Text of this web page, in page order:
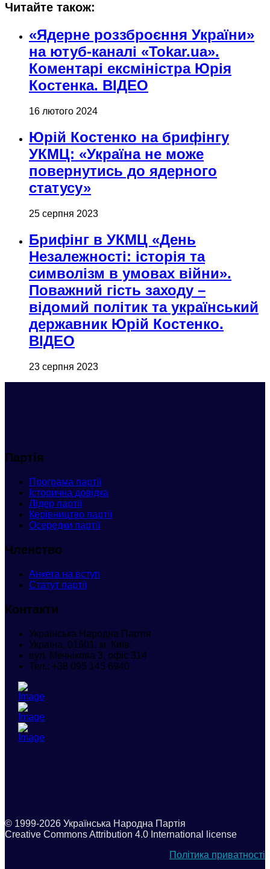
Читайте також:
«Ядерне роззброєння України»
на ютуб-каналі «Tokar.ua».
Коментарі ексміністра Юрія
Костенка. ВІДЕО
16 лютого 2024
Юрій Костенко на брифінгу
УКМЦ: «Україна не може
повернутись до ядерного
статусу»
25 серпня 2023
Брифінг в УКМЦ «День
Незалежності: історія та
символізм в умовах війни».
Поважний гість заходу –
відомий політик та український
державник Юрій Костенко.
ВІДЕО
23 серпня 2023
Партія
Програма партії
Історична довідка
Лідер партії
Керівництво партії
Осередки партії
Членство
Анкета на вступ
Статут партії
Контакти
Українська Народна Партія
Україна, 01601, м. Київ
вул. Мечнікова 3, офіс 314
Тел.: +38 095 145 6940
© 1999-2026 Українська Народна Партія
Creative Commons Attribution 4.0 International license
Політика приватності